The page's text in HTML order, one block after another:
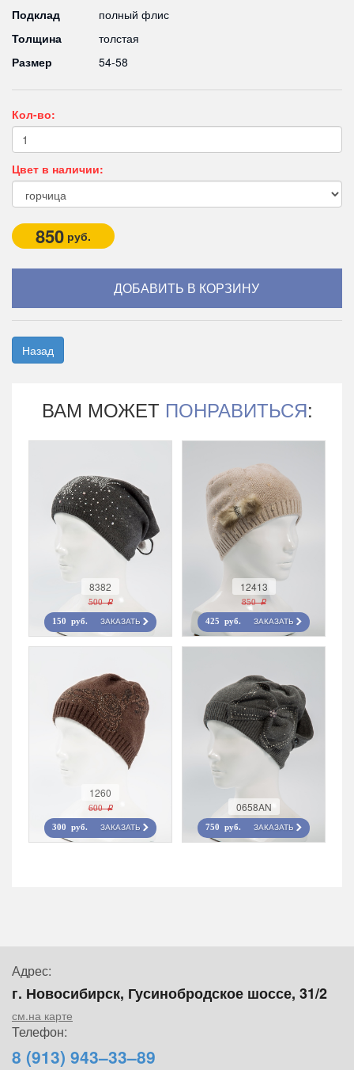
Подклад
полный флис
Толщина
толстая
Размер
54-58
Кол-во:
Цвет в наличии:
850 руб.
Назад
ВАМ МОЖЕТ ПОНРАВИТЬСЯ:
8382
500 r
150 руб. ЗАКАЗАТЬ
12413
850 r
425 руб. ЗАКАЗАТЬ
1260
600 r
300 руб. ЗАКАЗАТЬ
0658AN
750 руб. ЗАКАЗАТЬ
Адрес:
г. Новосибирск, Гусинобродское шоссе, 31/2
см.на карте
Телефон:
8 (913) 943–33–89